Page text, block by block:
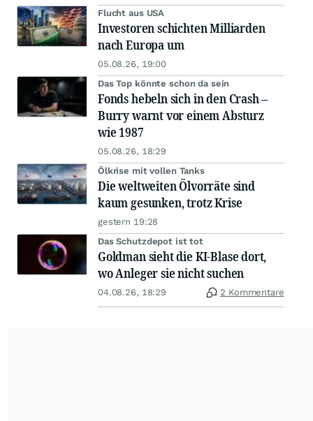
Flucht aus USA
Investoren schichten Milliarden
nach Europa um
05.08.26, 19:00
Das Top könnte schon da sein
Fonds hebeln sich in den Crash –
Burry warnt vor einem Absturz
wie 1987
05.08.26, 18:29
Ölkrise mit vollen Tanks
Die weltweiten Ölvorräte sind
kaum gesunken, trotz Krise
gestern 19:28
Das Schutzdepot ist tot
Goldman sieht die KI-Blase dort,
wo Anleger sie nicht suchen
04.08.26, 18:29 2 Kommentare